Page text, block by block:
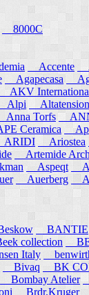
8000C
Accente
Agapecasa
AKV
Alpi
Anna Torfs
Ceramica
Ariostea
Artemide
Aspeqt
Auerberg
BANTIE
collection
Italy
Bivaq BK
Bombay Atelier
Brdr.Kruger